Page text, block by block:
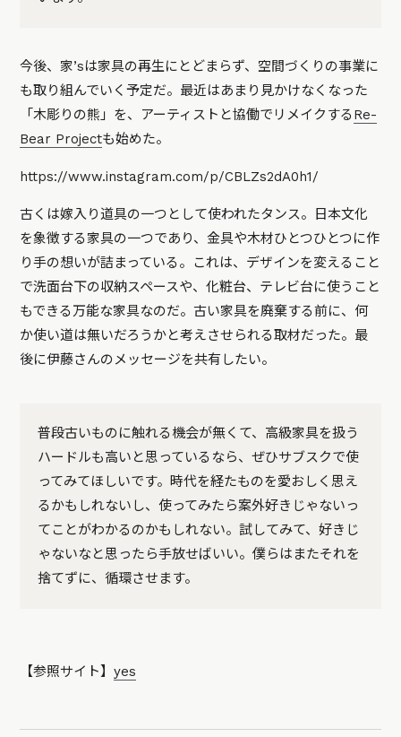
今後、家’sは家具の再生にとどまらず、空間づくりの事業に
も取り組んでいく予定だ。最近はあまり見かけなくなった
「木彫りの熊」を、アーティストと協働でリメイクするRe-
Bear Projectも始めた。
https://www.instagram.com/p/CBLZs2dA0h1/
古くは嫁入り道具の一つとして使われたタンス。日本文化
を象徴する家具の一つであり、金具や木材ひとつひとつに作
り手の想いが詰まっている。これは、デザインを変えること
で洗面台下の収納スペースや、化粧台、テレビ台に使うこと
もできる万能な家具なのだ。古い家具を廃棄する前に、何
か使い道は無いだろうかと考えさせられる取材だった。最
後に伊藤さんのメッセージを共有したい。
普段古いものに触れる機会が無くて、高級家具を扱う
ハードルも高いと思っているなら、ぜひサブスクで使
ってみてほしいです。時代を経たものを愛おしく思え
るかもしれないし、使ってみたら案外好きじゃないっ
てことがわかるのかもしれない。試してみて、好きじ
ゃないなと思ったら手放せばいい。僕らはまたそれを
捨てずに、循環させます。
【参照サイト】yes